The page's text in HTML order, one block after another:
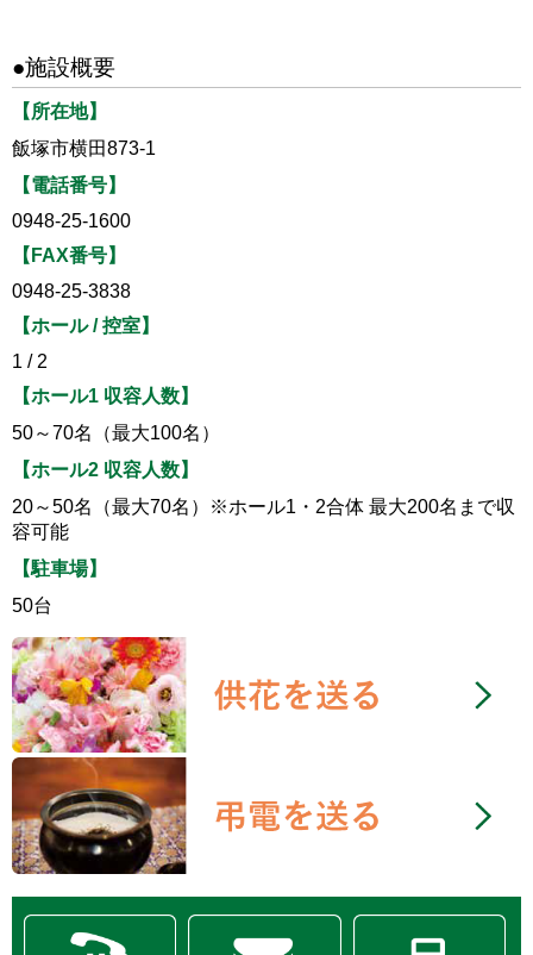
●施設概要
【所在地】
飯塚市横田873-1
【電話番号】
0948-25-1600
【FAX番号】
0948-25-3838
【ホール / 控室】
1 / 2
【ホール1 収容人数】
50～70名（最大100名）
【ホール2 収容人数】
20～50名（最大70名）※ホール1・2合体 最大200名まで収
容可能
【駐車場】
50台